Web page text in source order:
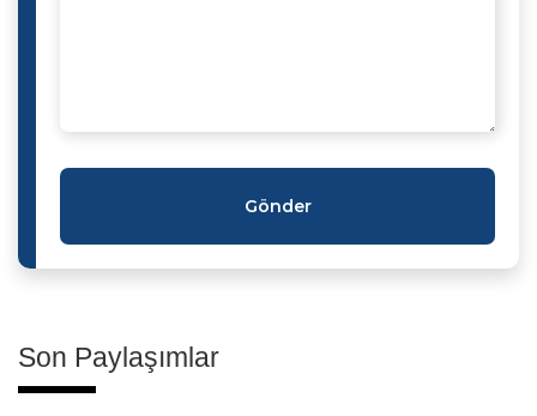
Gönder
Son Paylaşımlar